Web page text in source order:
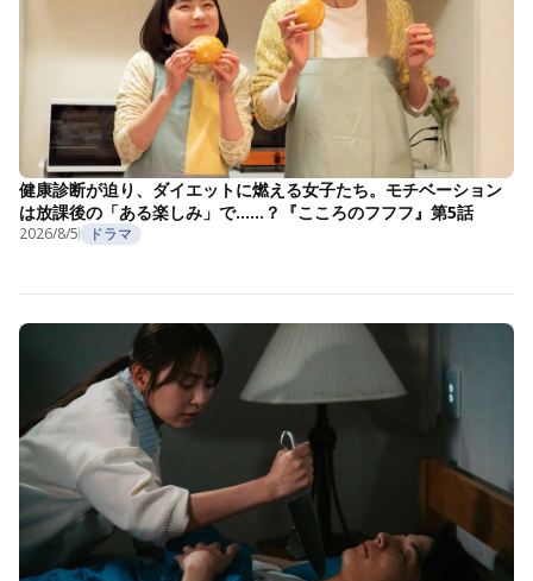
健康診断が迫り、ダイエットに燃える女子たち。モチベーション
は放課後の「ある楽しみ」で……？『こころのフフフ』第5話
2026/8/5 ドラマ